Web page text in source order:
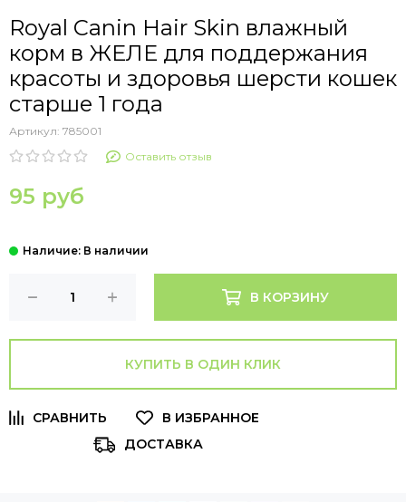
Royal Canin Hair Skin влажный
корм в ЖЕЛЕ для поддержания
красоты и здоровья шерсти кошек
старше 1 года
Артикул: 785001
Оставить отзыв
95 руб
В КОРЗИНУ
КУПИТЬ В ОДИН КЛИК
ДОСТАВКА